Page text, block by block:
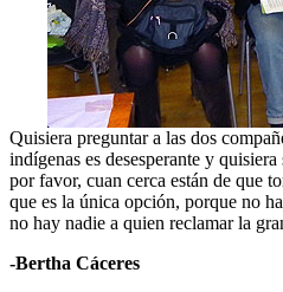
Quisiera preguntar a las dos
indígenas es desesperante y
por favor, cuan cerca están de que
que es la única opción, porque no
no hay nadie a quien reclamar la
-Bertha Cáceres